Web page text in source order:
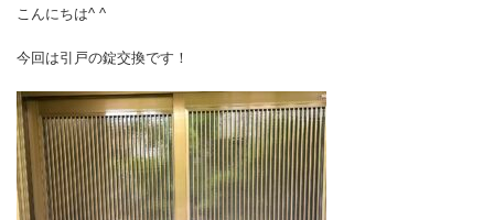
こんにちは^ ^
今回は引戸の錠交換です！